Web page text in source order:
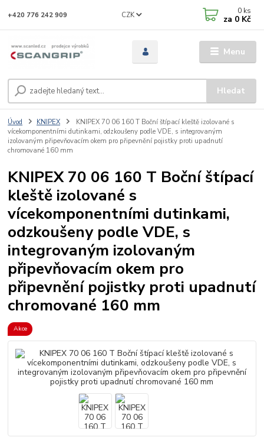
Menu
CZK
Hledat
+420 776 242 909 0 ks
za 0 Kč
Úvod KNIPEX
KNIPEX 70 06 160 T Boční štípací kleště izolované s
vícekomponentními dutinkami, odzkoušeny podle VDE, s integrovaným
izolovaným připevňovacím okem pro připevnění pojistky proti upadnutí
chromované 160 mm
KNIPEX 70 06 160 T Boční štípací
kleště izolované s
vícekomponentními dutinkami,
odzkoušeny podle VDE, s
integrovaným izolovaným
připevňovacím okem pro
připevnění pojistky proti upadnutí
chromované 160 mm
Akce